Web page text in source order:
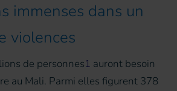
immenses dans un
violences
de personnes1 auront besoin
au Mali. Parmi elles figurent 378